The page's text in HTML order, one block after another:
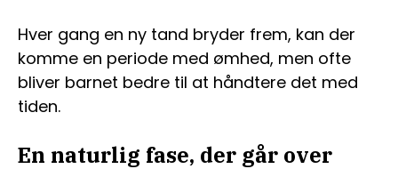
Hver gang en ny tand bryder frem, kan der
komme en periode med ømhed, men ofte
bliver barnet bedre til at håndtere det med
tiden.
En naturlig fase, der går over